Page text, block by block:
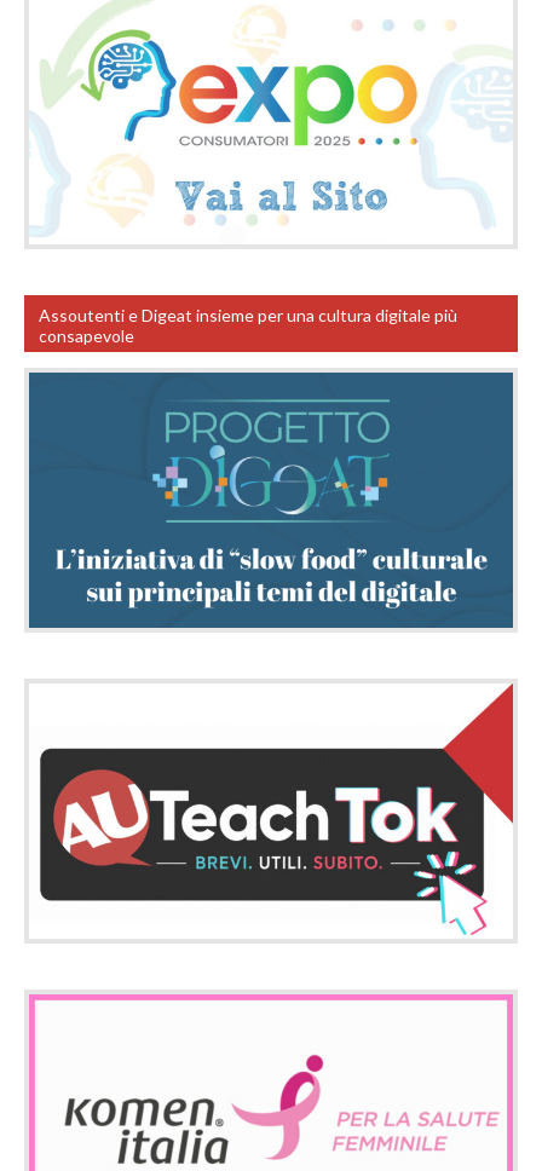
Assoutenti e Digeat insieme per una cultura digitale più
consapevole